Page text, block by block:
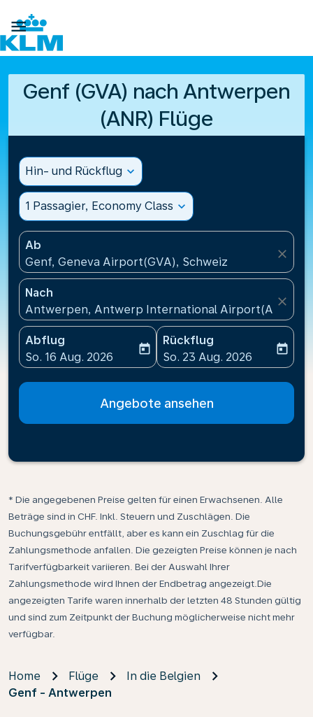

Genf (GVA) nach Antwerpen
(ANR) Flüge
Hin- und Rückflug expand_more
1 Passagier, Economy Class expand_more
Ab
Genf, Geneva Airport(GVA), Schweiz
close
Nach
Antwerpen, Antwerp International Airport(ANR),
close
Abflug
fc-booking-departure-date-aria-label
So. 16 Aug. 2026
today
Rückflug
fc-booking-return-date-
So. 23 Aug. 2026
today
Angebote ansehen
* Die angegebenen Preise gelten für einen Erwachsenen. Alle
Beträge sind in CHF. Inkl. Steuern und Zuschlägen. Die
Buchungsgebühr entfällt, aber es kann ein Zuschlag für die
Zahlungsmethode anfallen. Die gezeigten Preise können je nach
Tarifverfügbarkeit variieren. Bei der Auswahl Ihrer
Zahlungsmethode wird Ihnen der Endbetrag angezeigt.Die
angezeigten Tarife waren innerhalb der letzten 48 Stunden gültig
und sind zum Zeitpunkt der Buchung möglicherweise nicht mehr
verfügbar.
Home Flüge
In die Belgien
Genf - Antwerpen